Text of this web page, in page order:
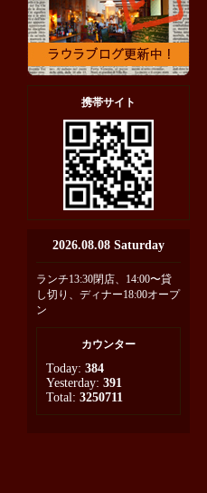
携帯サイト
2026.08.08 Saturday
ランチ13:30閉店、14:00〜貸
し切り、ディナー18:00オープ
ン
カウンター
Today: 384
Yesterday: 391
Total: 3250711